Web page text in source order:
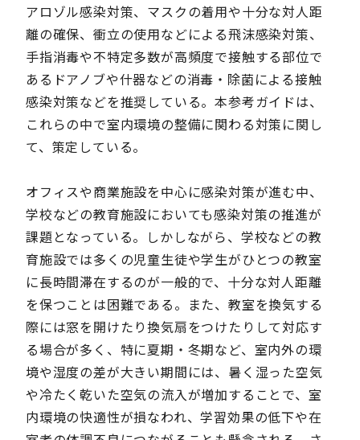
アロゾル感染対策、マスクの着用や十分な対人距
離の確保、衝立の使用などによる飛沫感染対策、
手指消毒や不特定多数が高頻度で接触する部位で
あるドアノブや什器などの消毒・除菌による接触
感染対策などを推奨している。本参考ガイドは、
これらの中で室内環境の整備に関わる対策に関し
て、策定している。
オフィスや商業施設を中心に感染対策が進む中、
学校などの教育施設においても感染対策の推進が
課題となっている。しかしながら、学校などの教
育施設では多くの児童生徒や学生がひとつの教室
に長時間滞在するのが一般的で、十分な対人距離
を保つことは困難である。また、教室を換気する
際には窓を開けたり換気扇をつけたりして対応す
る場合が多く、特に夏期・冬期など、室内外の環
境や湿度の差が大きい期間には、暑く湿った空気
や冷たく乾いた空気の流入が増加することで、室
内環境の快適性が損なわれ、学習効果の低下や在